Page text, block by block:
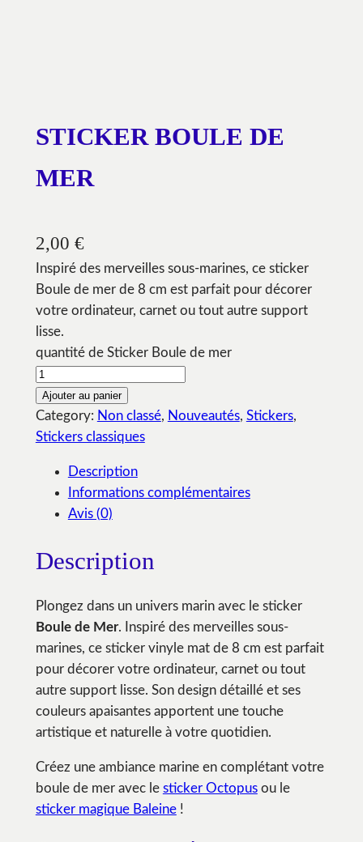
STICKER BOULE DE
MER
2,00 €
Inspiré des merveilles sous-marines, ce sticker
Boule de mer de 8 cm est parfait pour décorer
votre ordinateur, carnet ou tout autre support
lisse.
quantité de Sticker Boule de mer
Ajouter au panier
Category: Non classé, Nouveautés, Stickers
Stickers classiques
Description
Informations complémentaires
Avis (0)
Description
Plongez dans un univers marin avec le sticker
Boule de Mer. Inspiré des merveilles sous-
marines, ce sticker vinyle mat de 8 cm est parfait
pour décorer votre ordinateur, carnet ou tout
autre support lisse. Son design détaillé et ses
couleurs apaisantes apportent une touche
artistique et naturelle à votre quotidien.
Créez une ambiance marine en complétant votre
boule de mer avec le sticker Octopusou le
sticker magique Baleine!